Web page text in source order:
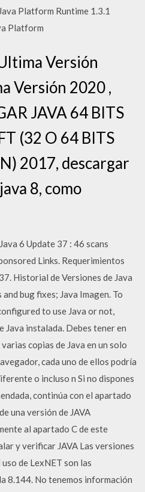
Platform Runtime 1.3.1
Platform
Versión
Versión 2020 ,
JAVA 64 BITS
(32 O 64 BITS
2017, descargar
8, como
6 Update 37 : 46 scans
Links. Requerimientos
Historial de Versiones de Java
bug fixes; Java Imagen. To
to use Java or not,
Java instalada. Debes tener en
copias de Java en un solo
cada uno de ellos podría
o incluso n Si no dispones
continúa con el apartado
una versión de JAVA
al apartado C de este
y verificar JAVA Las versiones
de LexNET son las
8.144. No tenemos información